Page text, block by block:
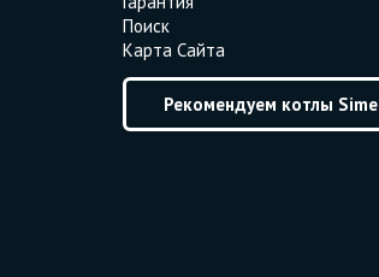
Поиск
Карта Сайта
Рекомендуем котлы Sime